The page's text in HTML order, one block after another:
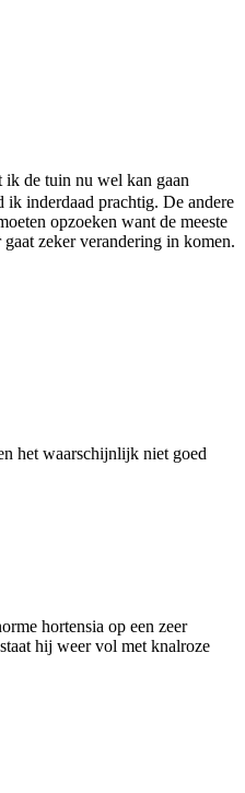
ik de tuin nu wel kan gaan
ik inderdaad prachtig. De andere
opzoeken want de meeste
zeker verandering in komen.
het waarschijnlijk niet goed
hortensia op een zeer
hij weer vol met knalroze